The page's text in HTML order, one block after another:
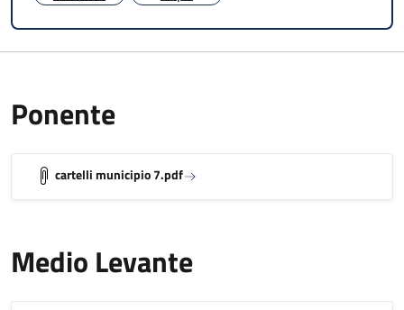
Ponente
cartelli municipio 7.pdf
Medio Levante